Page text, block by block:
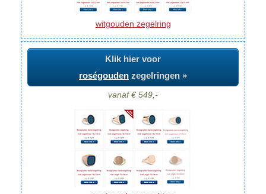
witgouden zegelring
Klik hier voor
roségouden zegelringen »
vanaf € 549,-